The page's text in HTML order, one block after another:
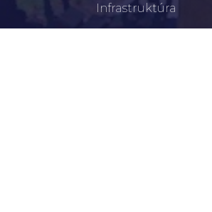
Infrastruktúra